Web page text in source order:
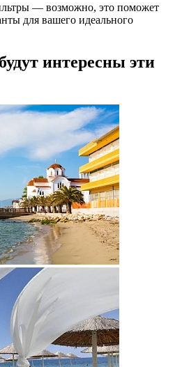
— возможно, это поможет
для вашего идеального
интересны эти